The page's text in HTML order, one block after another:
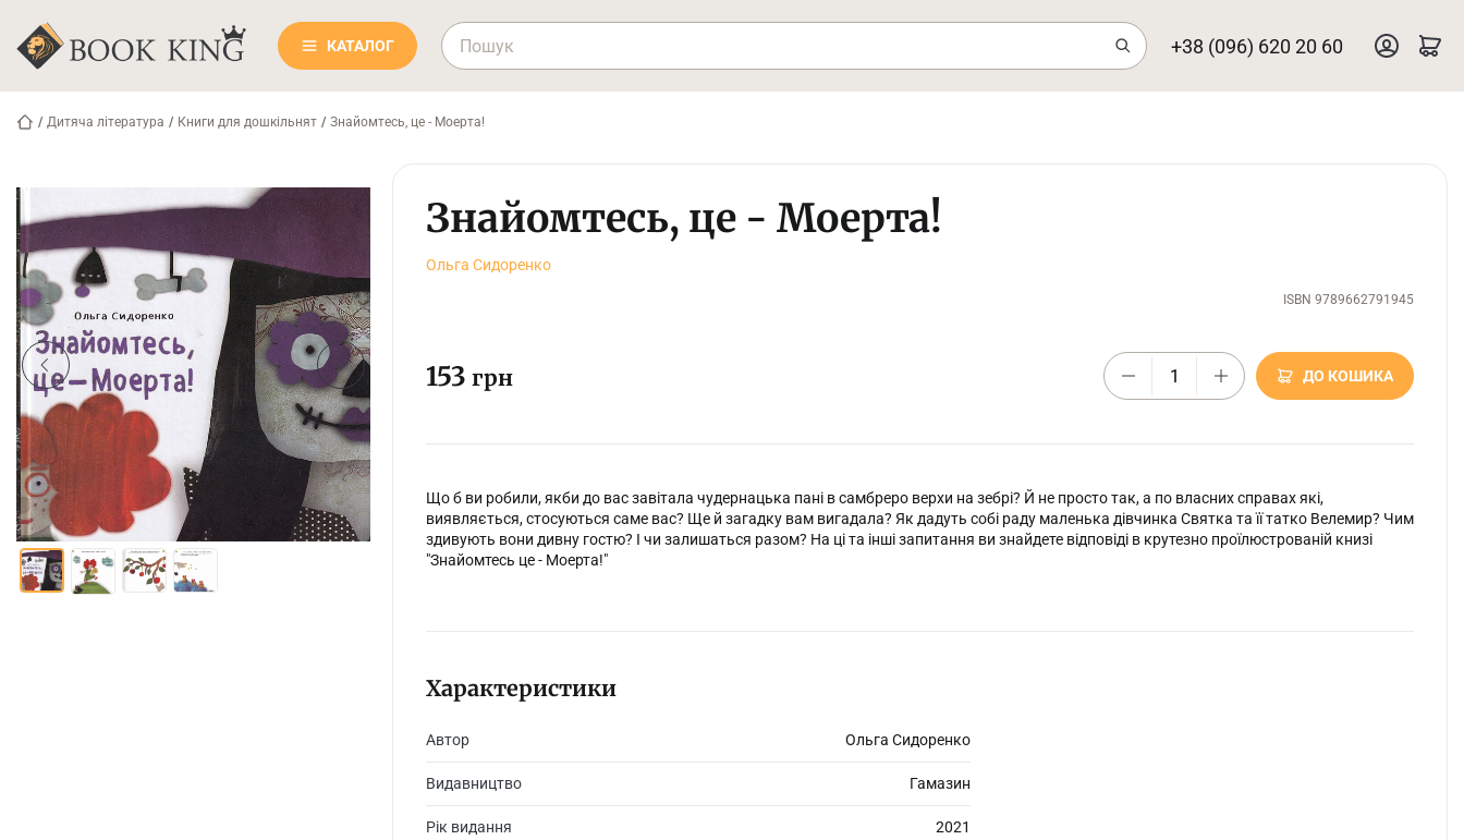
КАТАЛОГ +38 (096) 620 20 60
/ Дитяча література / Книги для дошкільнят / Знайомтесь, це - Моерта!
Знайомтесь, це - Моерта!
Ольга Сидоренко
ISBN 9789662791945
153 грн ДО КОШИКА
Що б ви робили, якби до вас завітала чудернацька пані в самбреро верхи на зебрі? Й не просто так, а по власних справах які,
виявляється, стосуються саме вас? Ще й загадку вам вигадала? Як дадуть собі раду маленька дівчинка Святка та її татко Велемир? Чим
здивують вони дивну гостю? І чи залишаться разом? На ці та інші запитання ви знайдете відповіді в крутезно проїлюстрованій книзі
"Знайомтесь це - Моерта!"
Характеристики
Автор Ольга Сидоренко
Видавництво Гамазин
Рік видання 2021